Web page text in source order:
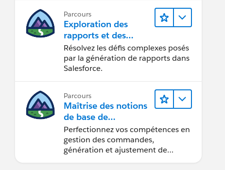
Parcours
Exploration des
rapports et des
tableaux de bord
Lightning Experience
Résolvez les défis complexes posés
par la génération de rapports dans
Salesforce.
Parcours
Maîtrise des notions
de base de
l’administration de
Salesforce Billing
Perfectionnez vos compétences en
gestion des commandes,
génération et ajustement de